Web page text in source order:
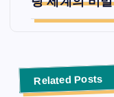
Related Posts